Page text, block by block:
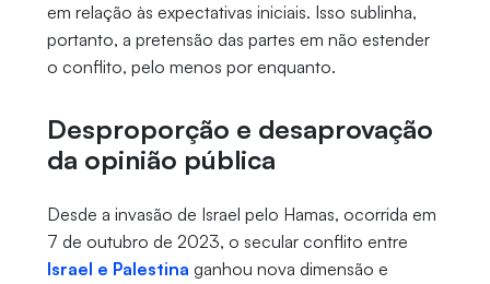
em relação às expectativas iniciais. Isso sublinha,
portanto, a pretensão das partes em não estender
o conflito, pelo menos por enquanto.
Desproporção e desaprovação
da opinião pública
Desde a invasão de Israel pelo Hamas, ocorrida em
7 de outubro de 2023, o secular conflito entre
Israel e Palestina ganhou nova dimensão e